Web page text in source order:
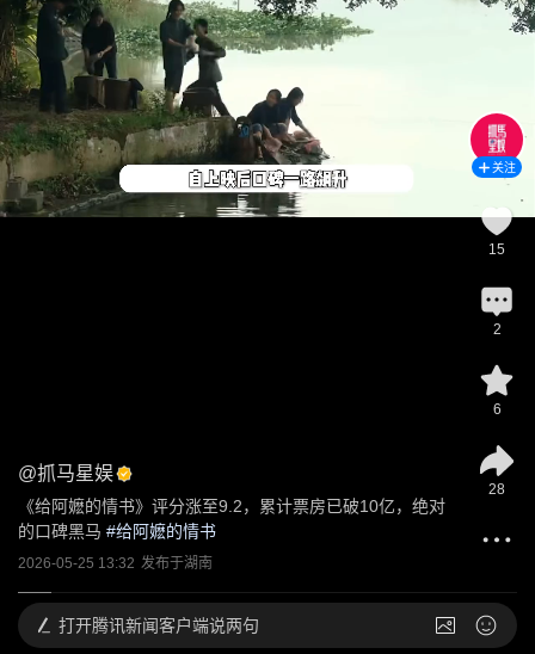
@抓马星娱
《给阿嬷的情书》评分涨至9.2，累计票房已破10亿，绝对
的口碑黑马 #给阿嬷的情书
2026-05-25 13:32 发布于湖南
关注
15
2
6
28
打开腾讯新闻客户端说两句